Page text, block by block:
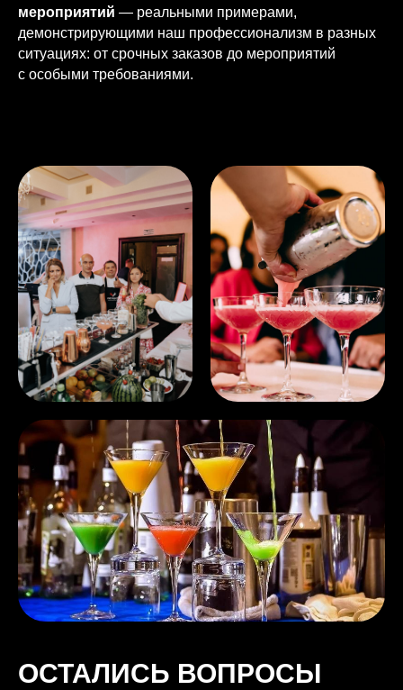
мероприятий — реальными примерами,
демонстрирующими наш профессионализм в разных
ситуациях: от срочных заказов до мероприятий
с особыми требованиями.
ОСТАЛИСЬ ВОПРОСЫ